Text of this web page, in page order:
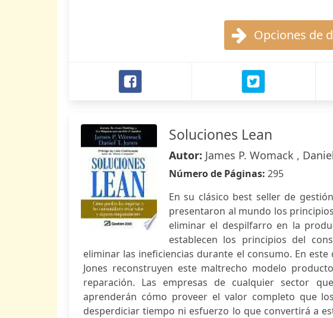
Opciones de
Soluciones Lean
Autor: James P. Womack ,
Número de Páginas: 295
En su clásico best seller de
presentaron al mundo los
eliminar el despilfarro en la
establecen los principios del
eliminar las ineficiencias durante el consumo. En
Jones reconstruyen este maltrecho modelo
reparación. Las empresas de cualquier sector
aprenderán cómo proveer el valor completo que
desperdiciar tiempo ni esfuerzo lo que convertirá a